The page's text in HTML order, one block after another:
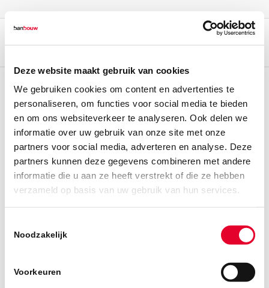
Deze website maakt gebruik van cookies
We gebruiken cookies om content en advertenties te
personaliseren, om functies voor social media te bieden
en om ons websiteverkeer te analyseren. Ook delen we
informatie over uw gebruik van onze site met onze
partners voor social media, adverteren en analyse. Deze
partners kunnen deze gegevens combineren met andere
informatie die u aan ze heeft verstrekt of die ze hebben
verzameld op basis van uw gebruik van hun services.
Noodzakelijk
Voorkeuren